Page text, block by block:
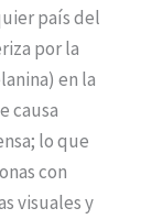
país del
por la
en la
causa
lo que
con
visuales y